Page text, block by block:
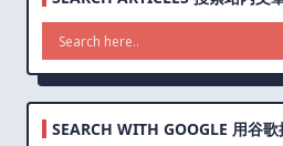
SEARCH WITH GOOGLE 用谷